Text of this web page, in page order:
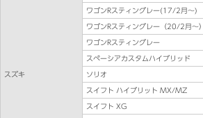
スズキ
ワゴンRスティングレー(17/2月～)
ワゴンRスティングレー（20/2月～）
ワゴンRスティングレー
スペーシアカスタムハイブリッド
ソリオ
スイフト ハイブリット MX/MZ
スイフト XG